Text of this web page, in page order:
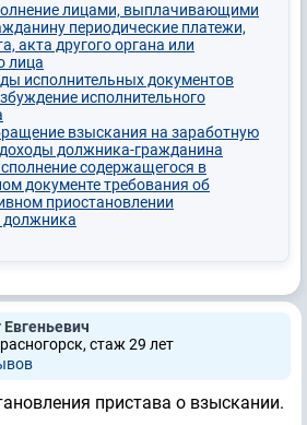
лицами, выплачивающими
периодические платежи,
акта другого органа или
лица
исполнительных документов
исполнительного
взыскания на заработную
должника-гражданина
содержащегося в
документе требования об
приостановлении
должника
стаж 29 лет
пристава о взыскании.